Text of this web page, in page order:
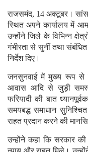
राजसमंद, 14 अक्टूबर।
स्थित अपने कार्यालय में
उन्होंने जिले के विभिन्न
गंभीरता से सुनीं तथा संबंधित
निर्देश दिए।
जनसुनवाई में मुख्य रूप से
आवास आदि से जुड़ी
फरियादी की बात
समयबद्ध समाधान
राहत प्रदान करने की
उन्होंने कहा कि सरकार